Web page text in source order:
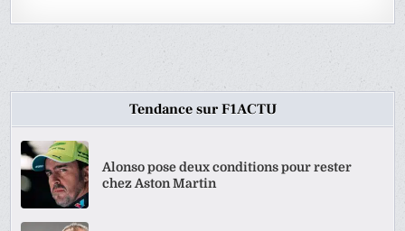
Tendance sur F1ACTU
Alonso pose deux conditions pour rester
chez Aston Martin